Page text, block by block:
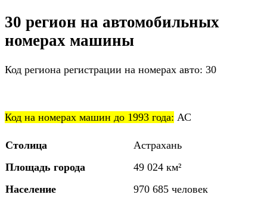
30 регион на автомобильных
номерах машины
Код региона регистрации на номерах авто: 30
Код на номерах машин до 1993 года: АС
Столица
Астрахань
Площадь города
49 024 км²
Население
970 685 человек